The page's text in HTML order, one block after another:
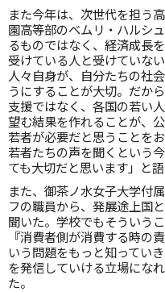
また今年は、次世代を担う
園高等部のベムリ・ハルシ
るものではなく、経済成長
受けている人と受けていな
人々自身が、自分たちの社
うにすることが大切。だか
支援ではなく、各国の若い
望む結果を作れることが、
若者が必要だと思うことを
若者たちの声を聞くという
ても大切だと思います」と語
また、御茶ノ水女子大学付
フの職員から、発展途上国
聞いた。学校でもそういう
『消費者側が消費する時の
いう問題をもっと知ってい
を発信していける立場にな
た。